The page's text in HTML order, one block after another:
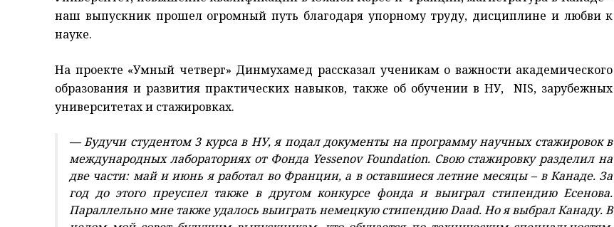
наш выпускник прошел огромный путь благодаря упорному труду, дисциплине и любви к
науке.
На проекте «Умный четверг» Динмухамед рассказал ученикам о важности академического
образования и развития практических навыков, также об обучении в НУ, NIS, зарубежных
университетах и стажировках.
— Будучи студентом 3 курса в НУ, я подал документы на программу научных стажировок в
международных лабораториях от Фонда Yessenov Foundation. Свою стажировку разделил на
две части: май и июнь я работал во Франции, а в оставшиеся летние месяцы – в Канаде. За
год до этого преуспел также в другом конкурсе фонда и выиграл стипендию Есенова.
Параллельно мне также удалось выиграть немецкую стипендию Daad. Но я выбрал Канаду. В